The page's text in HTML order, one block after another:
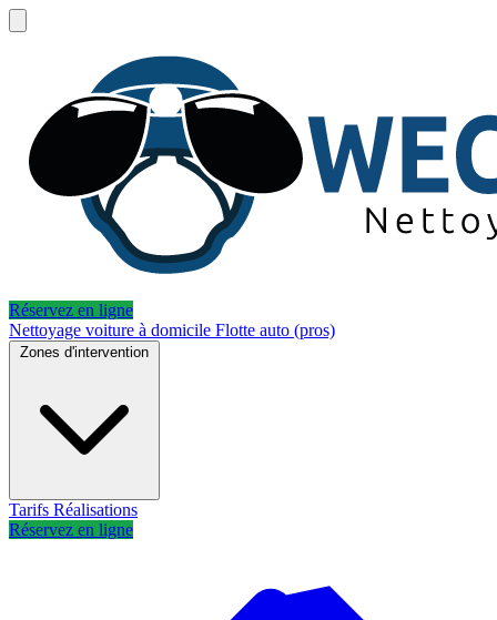
Réservez en ligne
Nettoyage voiture à domicile Flotte auto (pros)
Zones d'intervention
Tarifs Réalisations
Réservez en ligne